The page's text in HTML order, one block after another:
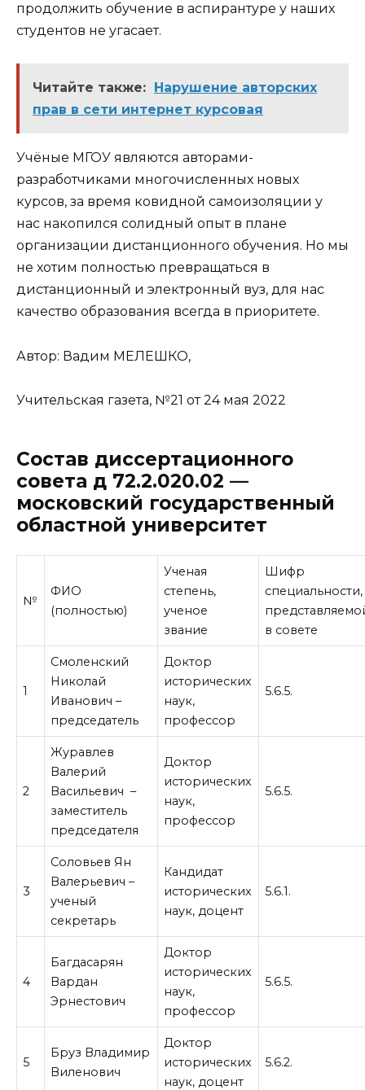
продолжить обучение в аспирантуре у наших
студентов не угасает.
Читайте также:
Нарушение авторских
прав в сети интернет курсовая
Учёные МГОУ являются авторами-
разработчиками многочисленных новых
курсов, за время ковидной самоизоляции у
нас накопился солидный опыт в плане
организации дистанционного обучения. Но мы
не хотим полностью превращаться в
дистанционный и электронный вуз, для нас
качество образования всегда в приоритете.
Автор: Вадим МЕЛЕШКО,
Учительская газета, №21 от 24 мая 2022
Состав диссертационного
совета д 72.2.020.02 —
московский государственный
областной университет
№
ФИО
(полностью)
Ученая
степень,
ученое
звание
Шифр
специальности,
в совете
1
Смоленский
Николай
Иванович –
председатель
Доктор
исторических
наук,
профессор
5.6.5.
2
Журавлев
Валерий
Васильевич –
заместитель
председателя
Доктор
исторических
наук,
профессор
5.6.5.
3
Соловьев Ян
Валерьевич –
ученый
секретарь
Кандидат
исторических
наук, доцент
5.6.1.
4
Багдасарян
Вардан
Эрнестович
Доктор
исторических
наук,
профессор
5.6.5.
5
Бруз Владимир
Виленович
Доктор
исторических
наук, доцент
5.6.2.